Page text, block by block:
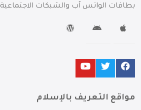
بطاقات الواتس آب والشبكات الاجتماعية
مواقع التعريف بالإسلام